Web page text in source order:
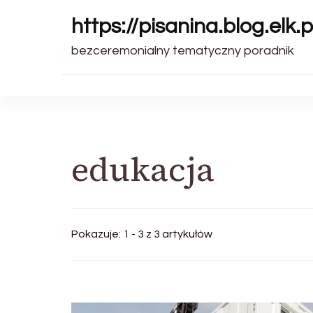
https://
bezceremonialny tematyczny poradnik
edukacja
Pokazuje: 1 - 3 z 3 artykułów